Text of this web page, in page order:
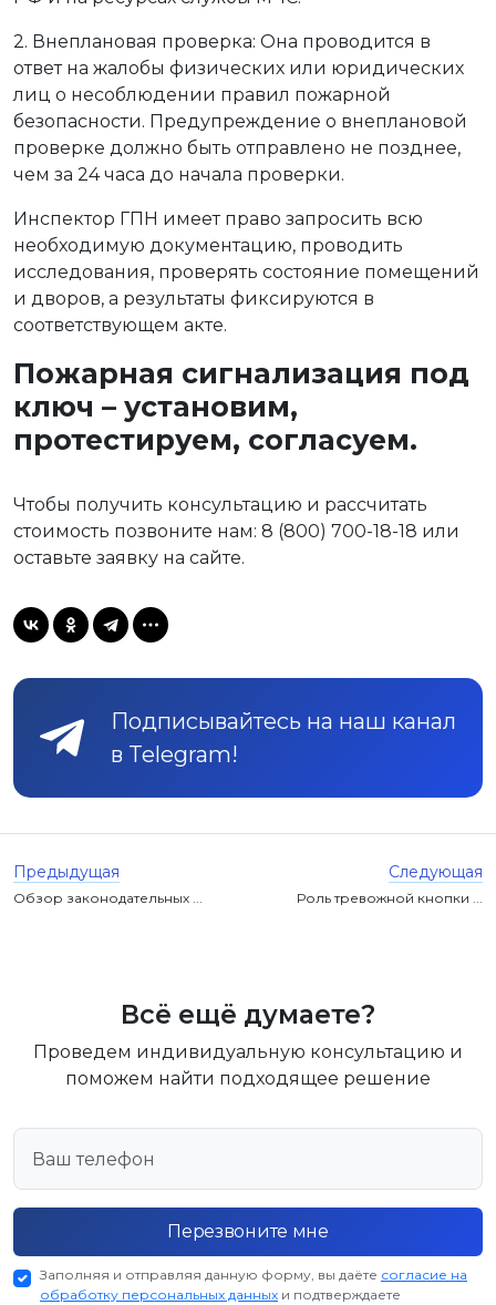
2. Внеплановая проверка: Она проводится в
ответ на жалобы физических или юридических
лиц о несоблюдении правил пожарной
безопасности. Предупреждение о внеплановой
проверке должно быть отправлено не позднее,
чем за 24 часа до начала проверки.
Инспектор ГПН имеет право запросить всю
необходимую документацию, проводить
исследования, проверять состояние помещений
и дворов, а результаты фиксируются в
соответствующем акте.
Пожарная сигнализация под
ключ – установим,
протестируем, согласуем.
Чтобы получить консультацию и рассчитать
стоимость позвоните нам: 8 (800) 700-18-18 или
оставьте заявку на сайте.
Подписывайтесь на наш канал
в Telegram!
Предыдущая
Обзор законодательных ...
Следующая
Роль тревожной кнопки ...
Всё ещё думаете?
Проведем индивидуальную консультацию и
поможем найти подходящее решение
Перезвоните мне
Заполняя и отправляя данную форму, вы даёте согласие на
обработку персональных данных и подтверждаете